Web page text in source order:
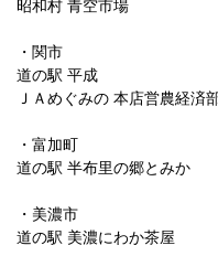
昭和村 青空市場
・関市
道の駅 平成
ＪＡめぐみの 本店営農経済
・富加町
道の駅 半布里の郷とみか
・美濃市
道の駅 美濃にわか茶屋